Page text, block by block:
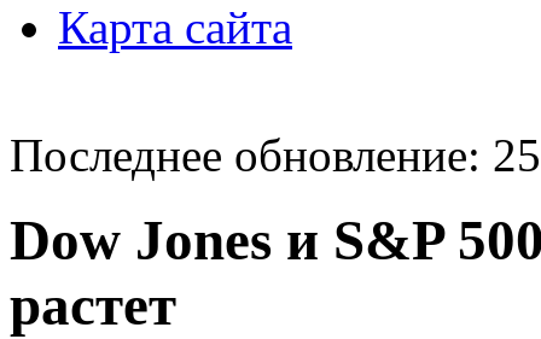
Карта сайта
Последнее обновление:
Dow Jones и S&P
растет